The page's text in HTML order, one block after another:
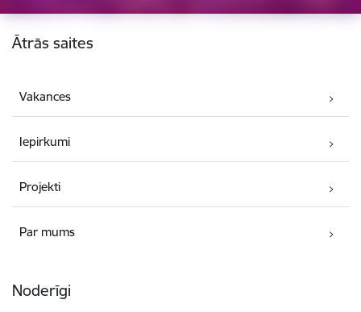
Kājene
Ātrās saites
Vakances
Iepirkumi
Projekti
Par mums
Noderīgi